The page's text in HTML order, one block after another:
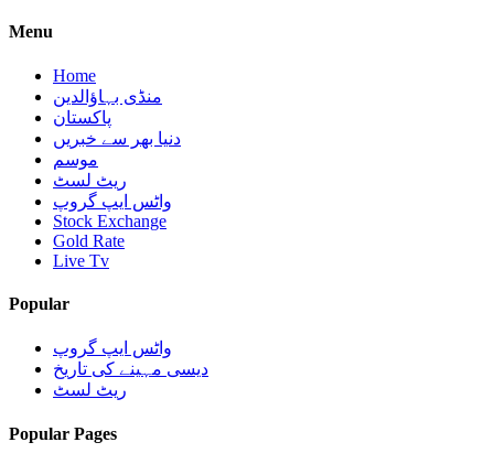
Menu
Home
منڈی بہاؤالدین
پاکستان
دنیا بھر سے خبریں
موسم
ریٹ لسٹ
واٹس ایپ گروپ
Stock Exchange
Gold Rate
Live Tv
Popular
واٹس ایپ گروپ
دیسی مہینے کی تاریخ
ریٹ لسٹ
Popular Pages